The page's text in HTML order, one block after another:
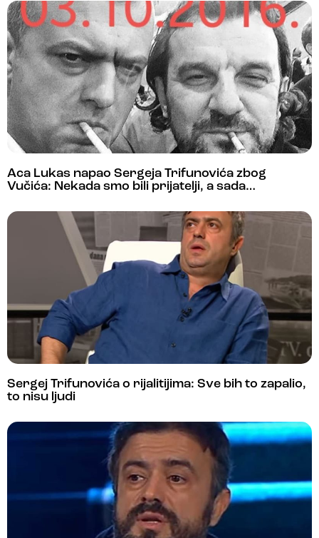
Aca Lukas napao Sergeja Trifunovića zbog
Vučića: Nekada smo bili prijatelji, a sada…
Sergej Trifunovića o rijalitijima: Sve bih to zapalio,
to nisu ljudi